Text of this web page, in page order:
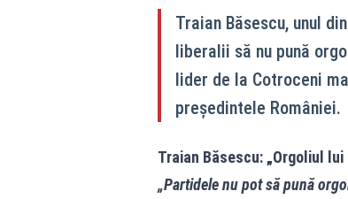
Traian Băsescu, unul
liberalii să nu pună
lider de la Cotroceni
președintele României.
Traian Băsescu: „Orgoliul
„Partidele nu pot să pună